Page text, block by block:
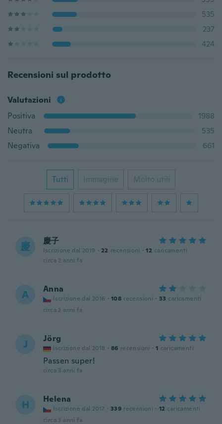
535
237
424
Recensioni sul prodotto
Valutazioni
Positiva
1988
Neutra
535
Negativa
661
Tutti Immagine Molto utili
慶 慶子
Iscrizione dal 2019 · 22 recensioni · 12 caricamenti
circa 2 anni fa
A Anna
Iscrizione dal 2016 · 108 recensioni · 33 caricamenti
circa 2 anni fa
J Jörg
Iscrizione dal 2018 · 86 recensioni · 1 caricamenti
Passen super!
circa 3 anni fa
H Helena
Iscrizione dal 2017 · 339 recensioni · 12 caricamenti
circa 3 anni fa